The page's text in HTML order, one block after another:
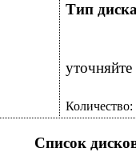
Тип
Количество:
Список